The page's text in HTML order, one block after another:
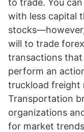
to trade. You
with less capital
will to trade
transactions
perform an
truckload freight
Transportation
organizations
for market